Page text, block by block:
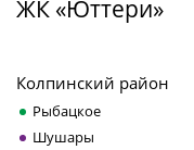
ЖК «Юттери»
Колпинский район
Рыбацкое
Шушары